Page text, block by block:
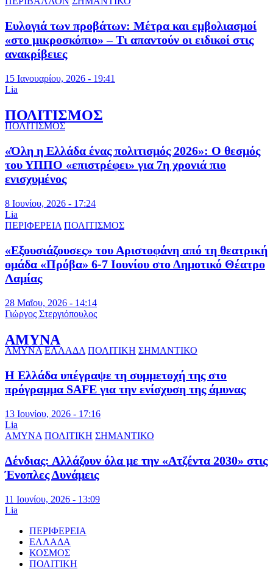
Ευλογιά των προβάτων: Μέτρα και εμβολιασμοί
«στο μικροσκόπιο» – Τι απαντούν οι ειδικοί στις
ανακρίβειες
15 Ιανουαρίου, 2026 - 19:41
Lia
ΠΟΛΙΤΙΣΜΟΣ
ΠΟΛΙΤΙΣΜΟΣ
«Όλη η Ελλάδα ένας πολιτισμός 2026»: Ο θεσμός
του ΥΠΠΟ «επιστρέφει» για 7η χρονιά πιο
ενισχυμένος
8 Ιουνίου, 2026 - 17:24
Lia
ΠΕΡΙΦΕΡΕΙΑ ΠΟΛΙΤΙΣΜΟΣ
«Εξουσιάζουσες» του Αριστοφάνη από τη θεατρική
ομάδα «Πρόβα» 6-7 Ιουνίου στο Δημοτικό Θέατρο
Λαμίας
28 Μαΐου, 2026 - 14:14
Γιώργος Στεργιόπουλος
ΑΜΥΝΑ
ΑΜΥΝΑ ΕΛΛΑΔΑ ΠΟΛΙΤΙΚΗ ΣΗΜΑΝΤΙΚΟ
Η Ελλάδα υπέγραψε τη συμμετοχή της στο
πρόγραμμα SAFE για την ενίσχυση της άμυνας
13 Ιουνίου, 2026 - 17:16
Lia
ΑΜΥΝΑ ΠΟΛΙΤΙΚΗ ΣΗΜΑΝΤΙΚΟ
Δένδιας: Αλλάζουν όλα με την «Ατζέντα 2030» στις
Ένοπλες Δυνάμεις
11 Ιουνίου, 2026 - 13:09
Lia
ΠΕΡΙΦΕΡΕΙΑ
ΕΛΛΑΔΑ
ΚΟΣΜΟΣ
ΠΟΛΙΤΙΚΗ